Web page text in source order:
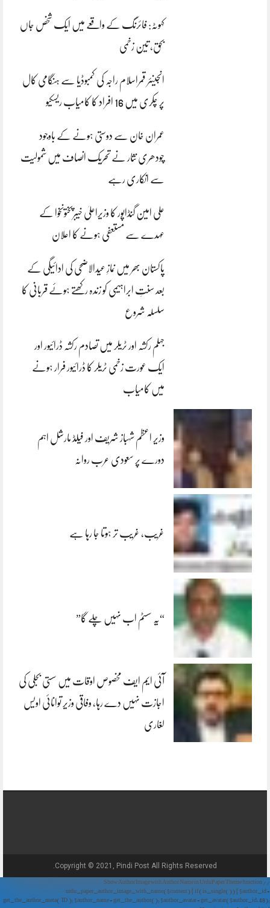
کہوٹہ: فائرنگ کے واقعے میں ایک شخص جاں
بحق، تین زخمی
انجینئر قمراسلام راجہ کی کمبوڈیا سے ہنگامی کال
پر چکری میں 16 افراد کا کامیاب ریسکیو
عمران خان سے دوستی ہونے کے باوجود
چودھری نثار نے تحریک انصاف میں شمولیت
سے انکاری رہے
علی امین گنڈاپور کا وزیراعلیٰ خیبرپختونخوا کے
عہدے سے مستعفی ہونے کا اعلان
پاکستان بھر میں نمازِ عیدالاضحی کی ادائیگی کے
بعد سنتِ ابراہیمی کو زندہ رکھتے ہوئے قربانی کا
سلسلہ شروع
جہلم رکشہ اور ٹریلر میں تصادم رکشہ ڈرائیور اور
ایک عورت زخمی ٹریلر کا ڈرائیور فرار ہونے
میں کامیاب
وزیر اعظم شہباز شریف اور فیلڈ مارشل اہم
دورے پر سعودی عرب روانہ
غریب، غریب تر ہوتا جا رہا ہے
“یہ سسٹم اب نہیں چلے گا”
آئی ایم ایف مخصوص اوقات میں سستی بجلی کی
اجازت نہیں دے رہا، وفاقی وزیر توانائی اویس
لغاری
Copyright © 2021, Pindi Post All Rights Reserved.
// Show Author Image with Author Name in UrduPaper Theme function
urdu_paper_author_image_with_name($content) { if (is_single()) { $author_id =
get_the_author_meta('ID'); $author_name = get_the_author(); $author_avatar = get_avatar($author_id, 48);